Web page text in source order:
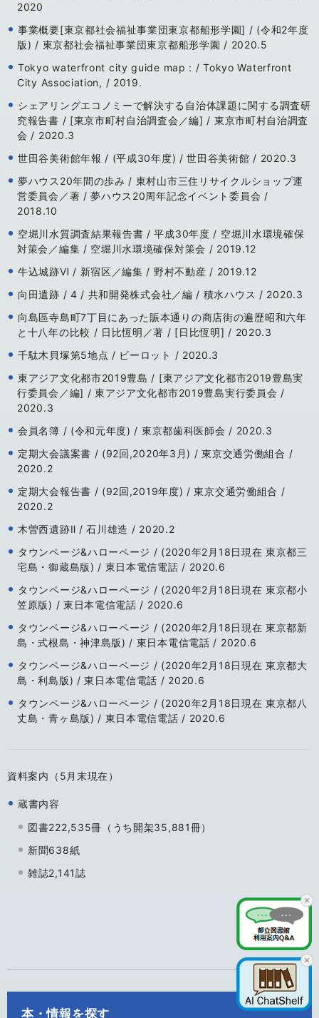
2020
事業概要[東京都社会福祉事業団東京都船形学園] / (令和2年度
版) / 東京都社会福祉事業団東京都船形学園 / 2020.5
Tokyo waterfront city guide map : / Tokyo Waterfront
City Association, / 2019.
シェアリングエコノミーで解決する自治体課題に関する調査研
究報告書 / [東京市町村自治調査会／編] / 東京市町村自治調査
会 / 2020.3
世田谷美術館年報 / (平成30年度) / 世田谷美術館 / 2020.3
夢ハウス20年間の歩み / 東村山市三住リサイクルショップ運
営委員会／著 / 夢ハウス20周年記念イベント委員会 /
2018.10
空堀川水質調査結果報告書 / 平成30年度 / 空堀川水環境確保
対策会／編集 / 空堀川水環境確保対策会 / 2019.12
牛込城跡Ⅵ / 新宿区／編集 / 野村不動産 / 2019.12
向田遺跡 / 4 / 共和開発株式会社／編 / 積水ハウス / 2020.3
向島區寺島町7丁目にあった賑本通りの商店街の遍歴昭和六年
と十八年の比較 / 日比恆明／著 / [日比恆明] / 2020.3
千駄木貝塚第5地点 / ビーロット / 2020.3
東アジア文化都市2019豊島 / [東アジア文化都市2019豊島実
行委員会／編] / 東アジア文化都市2019豊島実行委員会 /
2020.3
会員名簿 / (令和元年度) / 東京都歯科医師会 / 2020.3
定期大会議案書 / (92回,2020年3月) / 東京交通労働組合 /
2020.2
定期大会報告書 / (92回,2019年度) / 東京交通労働組合 /
2020.2
木曽西遺跡Ⅱ / 石川雄造 / 2020.2
タウンページ&ハローページ / (2020年2月18日現在 東京都三
宅島・御蔵島版) / 東日本電信電話 / 2020.6
タウンページ&ハローページ / (2020年2月18日現在 東京都小
笠原版) / 東日本電信電話 / 2020.6
タウンページ&ハローページ / (2020年2月18日現在 東京都新
島・式根島・神津島版) / 東日本電信電話 / 2020.6
タウンページ&ハローページ / (2020年2月18日現在 東京都大
島・利島版) / 東日本電信電話 / 2020.6
タウンページ&ハローページ / (2020年2月18日現在 東京都八
丈島・青ヶ島版) / 東日本電信電話 / 2020.6
資料案内（5月末現在）
蔵書内容
図書222,535冊（うち開架35,881冊）
新聞638紙
雑誌2,141誌
本・情報を探す